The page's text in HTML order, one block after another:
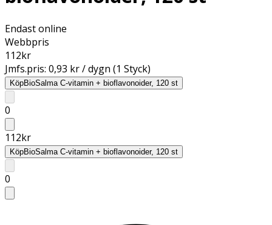
Endast online
Webbpris
112kr
Jmfs.pris: 0,93 kr / dygn (1 Styck)
KöpBioSalma C-vitamin + bioflavonoider, 120 st
0
112kr
KöpBioSalma C-vitamin + bioflavonoider, 120 st
0